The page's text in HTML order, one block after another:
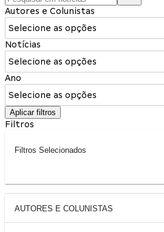
Autores e Colunistas
Selecione as opções
Notícias
Selecione as opções
Ano
Selecione as opções
Aplicar filtros
Filtros
Filtros Selecionados
AUTORES E COLUNISTAS